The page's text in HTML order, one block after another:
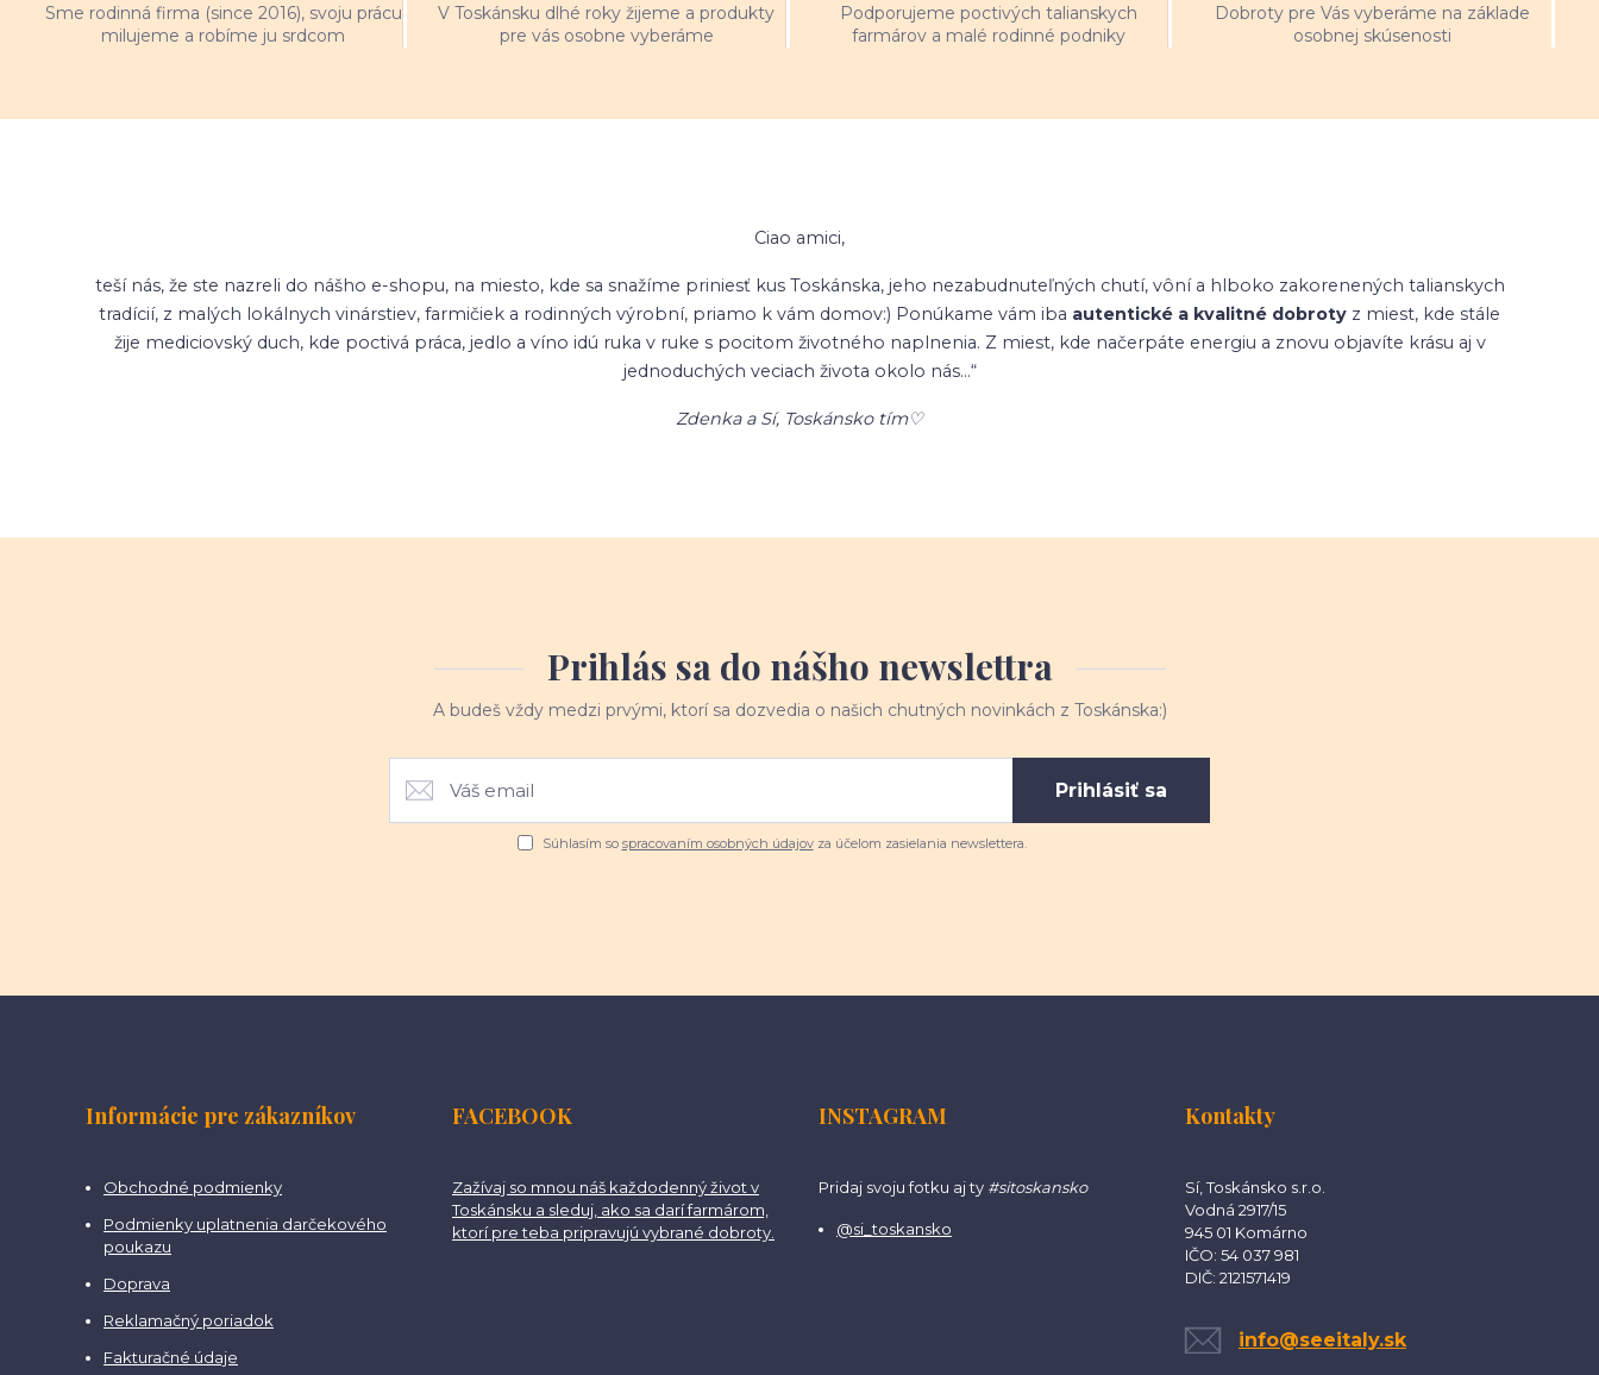
Sme rodinná firma (since 2016), svoju prácu
milujeme a robíme ju srdcom
V Toskánsku dlhé roky žijeme a produkty
pre vás osobne vyberáme
Podporujeme poctivých talianskych
farmárov a malé rodinné podniky
Dobroty pre Vás vyberáme na základe
osobnej skúsenosti
Ciao amici,
teší nás, že ste nazreli do nášho e-shopu, na miesto, kde sa snažíme priniesť kus Toskánska, jeho nezabudnuteľných chutí, vôní a hlboko zakorenených talianskych
tradícií, z malých lokálnych vinárstiev, farmičiek a rodinných výrobní, priamo k vám domov:) Ponúkame vám iba autentické a kvalitné dobroty z miest, kde stále
žije mediciovský duch, kde poctivá práca, jedlo a víno idú ruka v ruke s pocitom životného naplnenia. Z miest, kde načerpáte energiu a znovu objavíte krásu aj v
jednoduchých veciach života okolo nás…“
Zdenka a Sí, Toskánsko tím♡
Prihlás sa do nášho newslettra
A budeš vždy medzi prvými, ktorí sa dozvedia o našich chutných novinkách z Toskánska:)
Prihlásiť sa
Súhlasím so spracovaním osobných údajovza účelom zasielania newslettera.
Informácie pre zákazníkov
Obchodné podmienky
Podmienky uplatnenia darčekového
poukazu
Doprava
Reklamačný poriadok
Fakturačné údaje
FACEBOOK
Zažívaj so mnou náš každodenný život v
Toskánsku a sleduj, ako sa darí farmárom,
ktorí pre teba pripravujú vybrané dobroty.
INSTAGRAM
Pridaj svoju fotku aj ty #sitoskansko
@si_toskansko
Kontakty
Sí, Toskánsko s.r.o.
Vodná 2917/15
945 01 Komárno
IČO: 54 037 981
DIČ: 2121571419
info@seeitaly.sk